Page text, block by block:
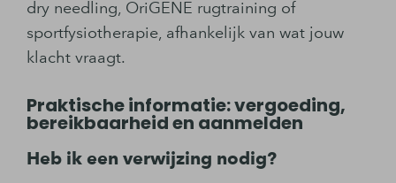
dry needling, OriGENE rugtraining of
sportfysiotherapie, afhankelijk van wat jouw
klacht vraagt.
Praktische informatie: vergoeding,
bereikbaarheid en aanmelden
Heb ik een verwijzing nodig?